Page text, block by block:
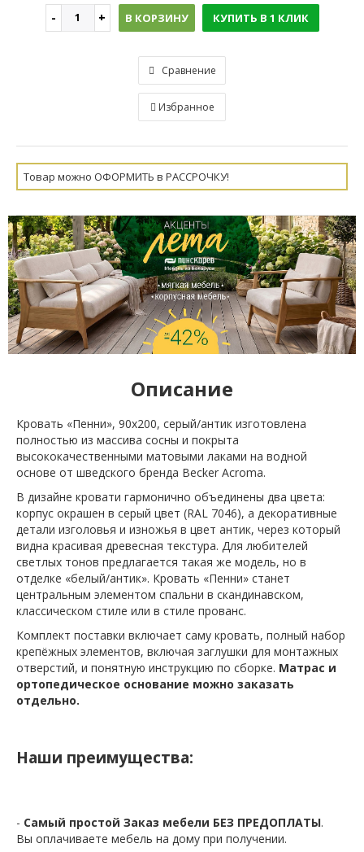
В КОРЗИНУ КУПИТЬ В 1 КЛИК
Сравнение
Избранное
Товар можно ОФОРМИТЬ в РАССРОЧКУ!
Описание
Кровать «Пенни», 90х200, серый/антик изготовлена
полностью из массива сосны и покрыта
высококачественными матовыми лаками на водной
основе от шведского бренда Becker Acroma.
В дизайне кровати гармонично объединены два цвета:
корпус окрашен в серый цвет (RAL 7046), а декоративные
детали изголовья и изножья в цвет антик, через который
видна красивая древесная текстура. Для любителей
светлых тонов предлагается такая же модель, но в
отделке «белый/антик». Кровать «Пенни» станет
центральным элементом спальни в скандинавском,
классическом стиле или в стиле прованс.
Комплект поставки включает саму кровать, полный набор
крепёжных элементов, включая заглушки для монтажных
отверстий, и понятную инструкцию по сборке. Матрас и
ортопедическое основание можно заказать
отдельно.
Наши преимущества:
- Самый простой Заказ мебели БЕЗ ПРЕДОПЛАТЫ.
Вы оплачиваете мебель на дому при получении.